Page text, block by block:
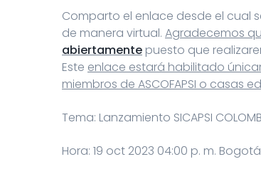
Comparto el enlace desde el cual
de manera virtual. Agradecemos
abiertamente puesto que
Este enlace estará habilitado
miembros de ASCOFAPSI o casas
Tema: Lanzamiento SICAPSI
Hora: 19 oct 2023 04:00 p. m. Bogotá